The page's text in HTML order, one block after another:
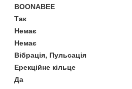
BOONABEE
Так
Немає
Немає
Вібрація, Пульсація
Ерекційне кільце
Да